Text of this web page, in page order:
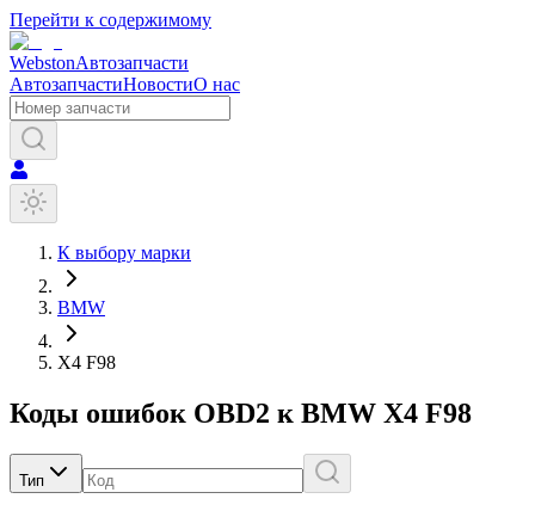
Перейти к содержимому
WebstonАвтозапчасти
АвтозапчастиНовостиО нас
К выбору марки
BMW
X4 F98
Коды ошибок OBD2 к BMW X4 F98
Тип